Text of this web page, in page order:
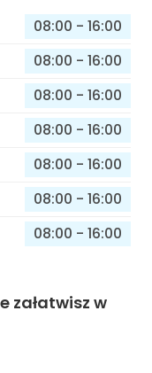
08:00 - 16:00
08:00 - 16:00
08:00 - 16:00
08:00 - 16:00
08:00 - 16:00
08:00 - 16:00
08:00 - 16:00
załatwisz w